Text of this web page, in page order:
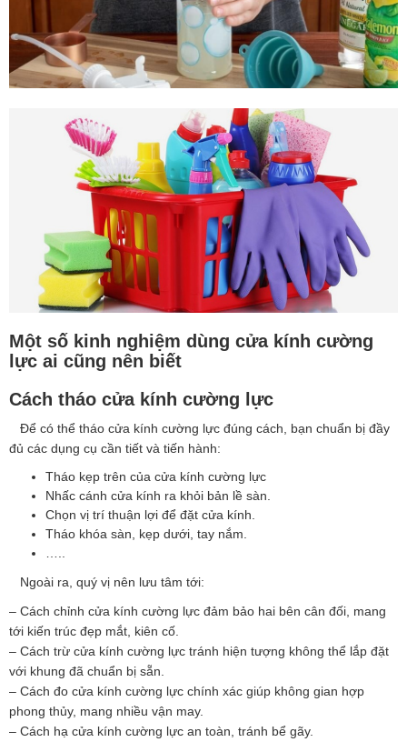
Một số kinh nghiệm dùng cửa kính cường
lực ai cũng nên biết
Cách tháo cửa kính cường lực
Để có thể tháo cửa kính cường lực đúng cách, bạn chuẩn bị đầy
đủ các dụng cụ cần tiết và tiến hành:
Tháo kẹp trên của cửa kính cường lực
Nhấc cánh cửa kính ra khỏi bản lề sàn.
Chọn vị trí thuận lợi để đặt cửa kính.
Tháo khóa sàn, kẹp dưới, tay nắm.
Ngoài ra, quý vị nên lưu tâm tới:
– Cách chỉnh cửa kính cường lực đảm bảo hai bên cân đối, mang
tới kiến trúc đẹp mắt, kiên cố.
– Cách trừ cửa kính cường lực tránh hiện tượng không thể lắp đặt
với khung đã chuẩn bị sẵn.
– Cách đo cửa kính cường lực chính xác giúp không gian hợp
phong thủy, mang nhiều vận may.
– Cách hạ cửa kính cường lực an toàn, tránh bể gãy.